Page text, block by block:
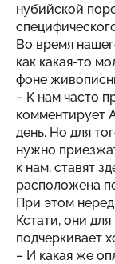
нубийской
Во время
как какая-то
фоне
– К нам часто
комментирует
день. Но для
нужно
к нам, ставят
расположена
При этом
Кстати, они
подчеркивает
– И какая же